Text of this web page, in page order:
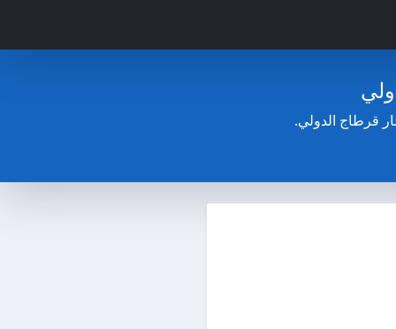
قرطاج الدولي.